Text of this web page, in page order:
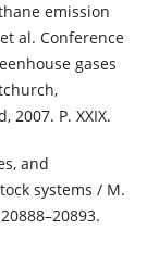
emission
al. Conference
gases
2007. P. XXIX.
and
systems / M.